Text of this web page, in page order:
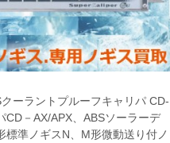
ーラントプルーフキャリパ CD-
CD－AX/APX、ABSソーラーデ
準ノギスN、M形微動送り付ノ